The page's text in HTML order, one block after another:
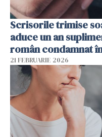
Scrisorile trimise
aduce un an
român condamnat
21 FEBRUARIE 2026